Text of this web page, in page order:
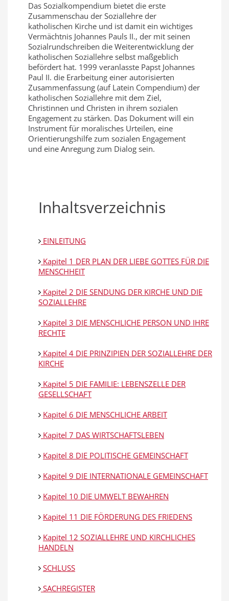
Das Sozialkompendium bietet die erste
Zusammenschau der Soziallehre der
katholischen Kirche und ist damit ein wichtiges
Vermächtnis Johannes Pauls II., der mit seinen
Sozialrundschreiben die Weiterentwicklung der
katholischen Soziallehre selbst maßgeblich
befördert hat. 1999 veranlasste Papst Johannes
Paul II. die Erarbeitung einer autorisierten
Zusammenfassung (auf Latein Compendium) der
katholischen Soziallehre mit dem Ziel,
Christinnen und Christen in ihrem sozialen
Engagement zu stärken. Das Dokument will ein
Instrument für moralisches Urteilen, eine
Orientierungshilfe zum sozialen Engagement
und eine Anregung zum Dialog sein.
Inhaltsverzeichnis
EINLEITUNG
Kapitel 1 DER PLAN DER LIEBE GOTTES FÜR DIE
MENSCHHEIT
Kapitel 2 DIE SENDUNG DER KIRCHE UND DIE
SOZIALLEHRE
Kapitel 3 DIE MENSCHLICHE PERSON UND IHRE
RECHTE
Kapitel 4 DIE PRINZIPIEN DER SOZIALLEHRE DER
KIRCHE
Kapitel 5 DIE FAMILIE: LEBENSZELLE DER
GESELLSCHAFT
Kapitel 6 DIE MENSCHLICHE ARBEIT
Kapitel 7 DAS WIRTSCHAFTSLEBEN
Kapitel 8 DIE POLITISCHE GEMEINSCHAFT
Kapitel 9 DIE INTERNATIONALE GEMEINSCHAFT
Kapitel 10 DIE UMWELT BEWAHREN
Kapitel 11 DIE FÖRDERUNG DES FRIEDENS
Kapitel 12 SOZIALLEHRE UND KIRCHLICHES
HANDELN
SCHLUSS
SACHREGISTER